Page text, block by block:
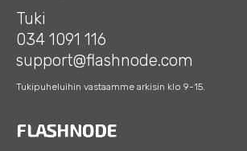
Tuki
034 1091 116
support@flashnode.com
Tukipuheluihin vastaamme arkisin klo 9-15.